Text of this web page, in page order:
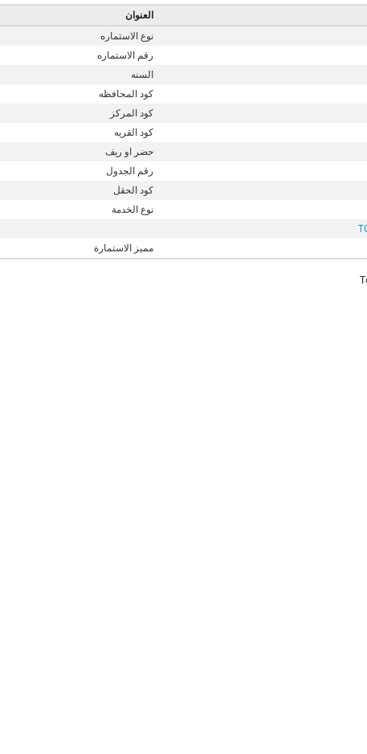
العنوان
نوع الاستماره
رقم الاستماره
السنه
كود المحافظه
كود المركز
كود القريه
حضر او ريف
رقم الجدول
كود الحقل
نوع الخدمة
مميز الاستمارة